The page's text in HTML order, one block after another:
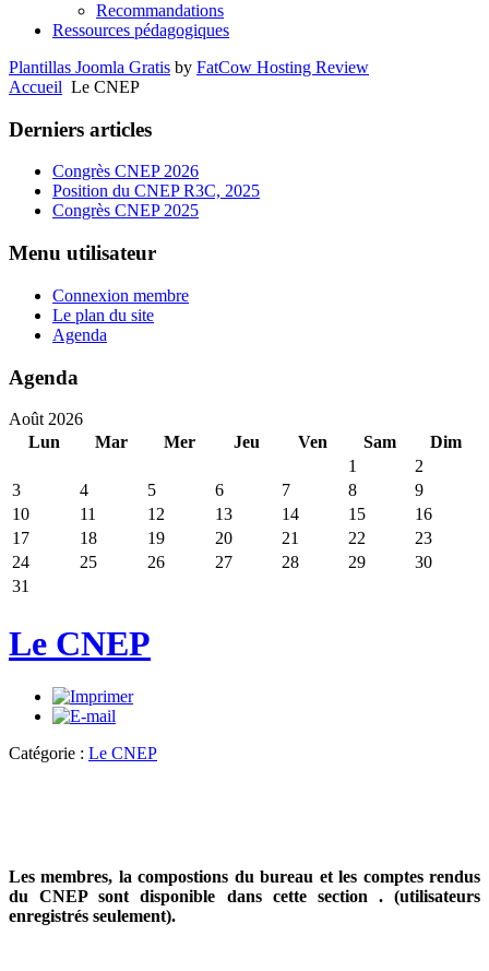
Recommandations
Ressources pédagogiques
Plantillas Joomla Gratis by FatCow Hosting Review
Accueil Le CNEP
Derniers articles
Congrès CNEP 2026
Position du CNEP R3C, 2025
Congrès CNEP 2025
Menu utilisateur
Connexion membre
Le plan du site
Agenda
Agenda
Août 2026
Lun
Mar Mer Jeu Ven Sam
Dim
1
2
3
4 5 6 7 8
9
10
11 12 13 14 15
16
17
18 19 20 21 22
23
24
25 26 27 28 29
30
31
Le CNEP
Catégorie : Le CNEP
Les membres, la compostions du bureau et les comptes rendus
du CNEP sont disponible dans cette section . (utilisateurs
enregistrés seulement).